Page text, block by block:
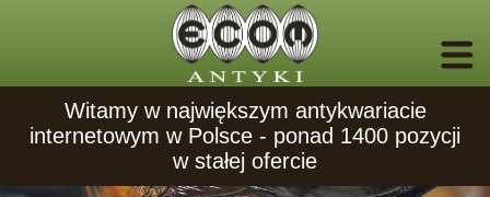
Witamy w największym antykwariacie
internetowym w Polsce - ponad 1400 pozycji
w stałej ofercie